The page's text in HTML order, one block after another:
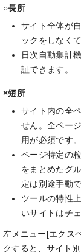
○長所
サイト全体が
ックをしなく
日次自動集計
証できます。
×短所
サイト内の全
せん。全ペー
用が必須です。
ページ特定の
をまとめたグ
定は別途手動
ツールの特性
いサイトはチ
左メニュー[エクス
クすると、サイト